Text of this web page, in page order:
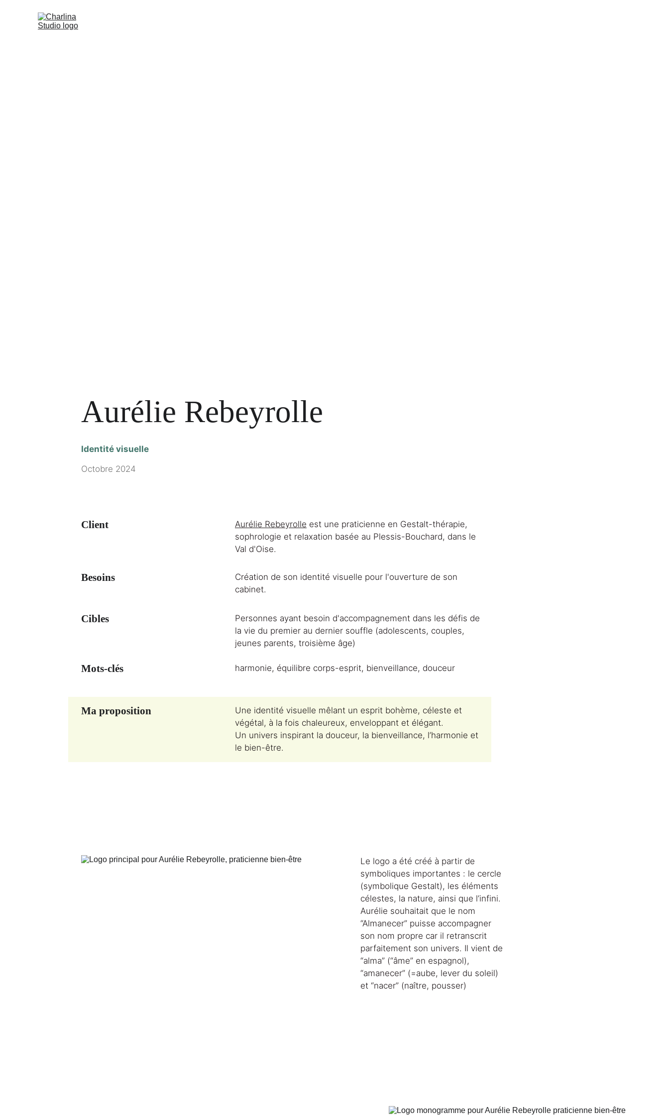
Aurélie Rebeyrolle
Identité visuelle
Octobre 2024
Aurélie Rebeyrolle est une praticienne en Gestalt-thérapie,
sophrologie et relaxation basée au Plessis-Bouchard, dans le
Val d'Oise.
Client
Besoins
Cibles
Mots-clés
Création de son identité visuelle pour l'ouverture de son
cabinet.
Personnes ayant besoin d'accompagnement dans les défis de
la vie du premier au dernier souffle (adolescents, couples,
jeunes parents, troisième âge)
harmonie, équilibre corps-esprit, bienveillance, douceur
Une identité visuelle mêlant un esprit bohème, céleste et
végétal, à la fois chaleureux, enveloppant et élégant.
Un univers inspirant la douceur, la bienveillance, l’harmonie et
le bien-être.
Ma proposition
Le logo a été créé à partir de
symboliques importantes : le cercle
(symbolique Gestalt), les éléments
célestes, la nature, ainsi que l’infini.
Aurélie souhaitait que le nom
“Almanecer” puisse accompagner
son nom propre car il retranscrit
parfaitement son univers. Il vient de
“alma” (“âme” en espagnol),
“amanecer” (=aube, lever du soleil)
et “nacer” (naître, pousser)